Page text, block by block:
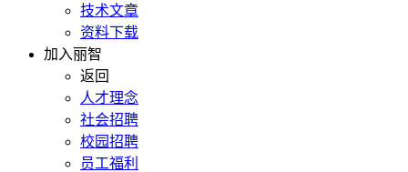
技术文章
资料下载
加入丽智
返回
人才理念
社会招聘
校园招聘
员工福利